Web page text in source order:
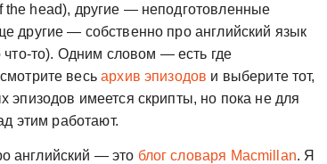
the head), другие — неподготовленные
другие — собственно про английский язык
то). Одним словом — есть где
весьархив эпизодов и выберите тот,
эпизодов имеется скрипты, но пока не для
этим работают.
английский — это блог словаря Macmillan. Я